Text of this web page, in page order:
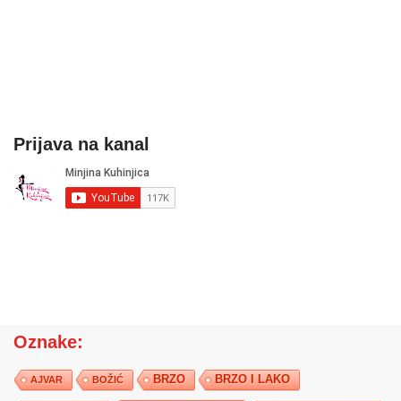
Prijava na kanal
Oznake:
AJVAR BOŽIĆ BRZO BRZO I LAKO